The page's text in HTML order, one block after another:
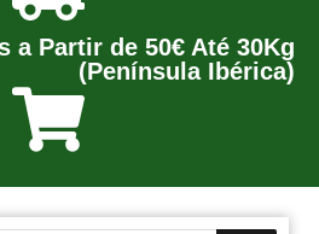
a Partir de 50€ Até 30Kg
(Península Ibérica)